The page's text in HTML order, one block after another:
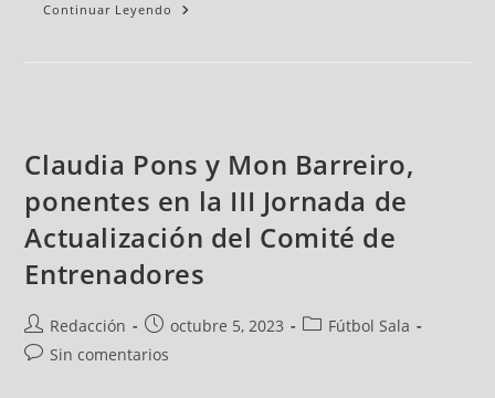
Continuar Leyendo
Claudia Pons y Mon Barreiro,
ponentes en la III Jornada de
Actualización del Comité de
Entrenadores
Redacción octubre 5, 2023
Fútbol Sala
Sin comentarios